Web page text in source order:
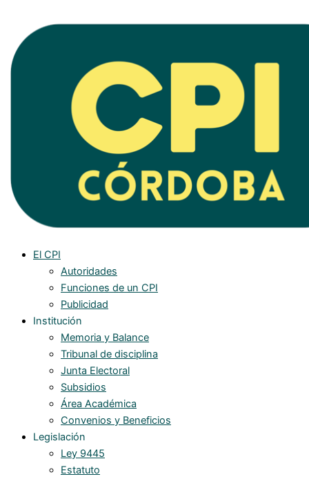
contenido
El CPI
Autoridades
Funciones de un CPI
Publicidad
Institución
Memoria y Balance
Tribunal de disciplina
Junta Electoral
Subsidios
Área Académica
Convenios y Beneficios
Legislación
Ley 9445
Estatuto